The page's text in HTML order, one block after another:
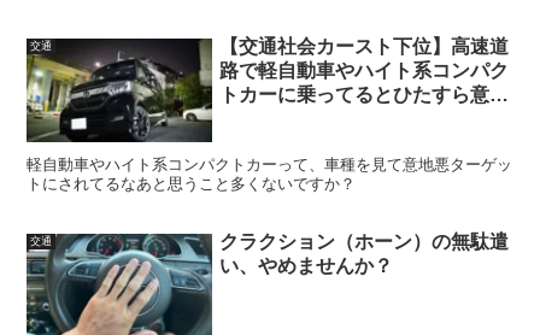
交通
【交通社会カースト下位】高速道
路で軽自動車やハイト系コンパク
トカーに乗ってるとひたすら意地
軽自動車やハイト系コンパクトカーって、車種を見て意地悪ターゲッ
トにされてるなあと思うこと多くないですか？
交通
クラクション（ホーン）の無駄遣
い、やめませんか？